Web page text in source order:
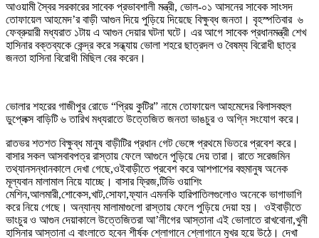
আওয়ামী স্বৈর সরকারের সাবেক প্রভাবশালী মন্ত্রী, ভোল-০১ আসনের সাবেক সাংসদ
তোফায়েল আহমেদ’র বাড়ী আগুন দিয়ে পুড়িয়ে দিয়েছে বিক্ষুব্ধ জনতা। বৃহস্পতিবার ৬
ফেব্রুয়ারী মধ্যরাত ১টায় এ আগুন দেয়ার ঘটনা ঘটে। এর আগে সাবেক প্রধানমন্ত্রী শেখ
হাসিনার বক্তব্যকে কেন্দ্র করে সন্ধ্যায় ভোলা শহরে ছাত্রদল ও বৈষম্য বিরোধী ছাত্র
জনতা হাসিনা বিরোধী মিছিল বের করেন।
ভোলার শহরের গাজীপুর রোডে “প্রিয় কুটির” নামে তোফায়েল আহমেদের বিলাসবহুল
ডুপ্লেক্স বাড়িটি ৬ তারিখ মধ্যরাতে উত্তেজিত জনতা ভাঙচুর ও অগ্নি সংযোগ করে।
রাতভর শতশত বিক্ষুব্ধ মানুষ বাড়ীটির প্রধান গেট ভেঙ্গে প্রথমে ভিতরে প্রবেশ করে।
বাসার সকল আসবাবপত্র রাস্তায় ফেলে আগুনে পুড়িয়ে দেয় তারা। রাতে সরেজমিন
তথ্যানসন্ধানকালে দেখা গেছে,ওইবাড়ীতে প্রবেশ করে আশপাশের বহুমানুষ অনেক
মূল্যবান মালামাল নিয়ে যাচ্ছে। বাসার ফ্রিজ,টিভি ওয়াশিং
মেশিন,আলমারী,শোকেস,খাট,সোফা,ফ্যান এমনকি হারিপাতিলগুলোও অনেকে ভাগাভাগি
করে নিয়ে গেছে। অন্যান্য মালামাগুলো রাস্তায় ফেলে পুড়িয়ে দেয়া হয়। ওইবাড়ীতে
ভাংচুর ও আগুন দেয়াকালে উত্তেজিতরা আ’লীগের আস্তানা এই ভোলাতে রাখবোনা,খুনী
হাসিনার আস্তানা এ বাংলাতে হবেন শীর্ষক শ্লোগানে শ্লোগানে মুখর হয়ে উঠে। দেখা